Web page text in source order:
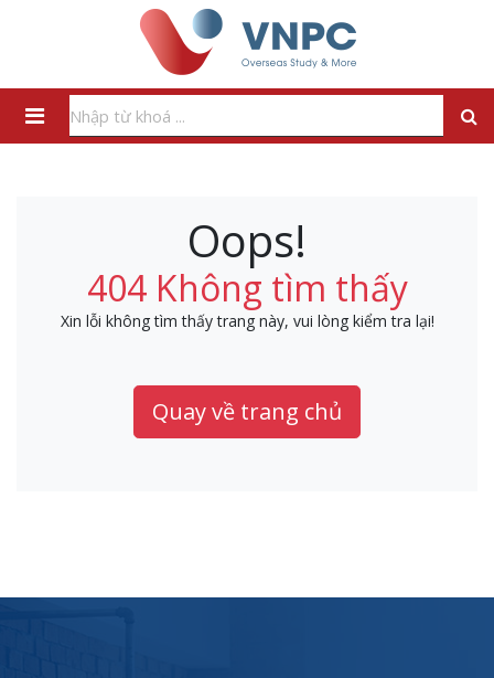
Oops!
404 Không tìm thấy
Xin lỗi không tìm thấy trang này, vui lòng kiểm tra lại!
Quay về trang chủ